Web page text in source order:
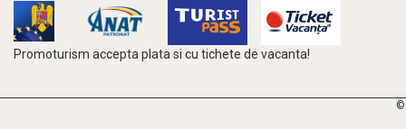
Promoturism accepta plata si cu tichete de vacanta!
©